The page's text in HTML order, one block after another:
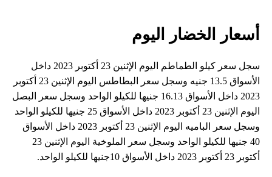
أسعار الخضار اليوم
سجل سعر كيلو الطماطم اليوم الإثنين 23 أكتوبر 2023 داخل
الأسواق 13.5 جنيه وسجل سعر البطاطس اليوم الإثنين 23 أكتوبر
2023 داخل الأسواق 16.13 جنيها للكيلو الواحد وسجل سعر البصل
اليوم الإثنين 23 أكتوبر 2023 داخل الأسواق 25 جنيها للكيلو الواحد
وسجل سعر الباميه اليوم الإثنين 23 أكتوبر 2023 داخل الأسواق
40 جنيها للكيلو الواحد وسجل سعر الملوخية اليوم الإثنين 23
أكتوبر 23 أكتوبر 2023 داخل الأسواق 10جنيها للكيلو الواحد.